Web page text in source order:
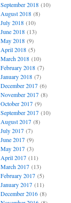
September 2018(10)
August 2018(8)
July 2018(10)
June 2018(13)
May 2018(9)
April 2018(5)
March 2018(10)
February 2018(7)
January 2018(7)
December 2017(6)
November 2017(8)
October 2017(9)
September 2017(10)
August 2017(8)
July 2017(7)
June 2017(9)
May 2017(3)
April 2017(11)
March 2017(13)
February 2017(5)
January 2017(11)
December 2016(8)